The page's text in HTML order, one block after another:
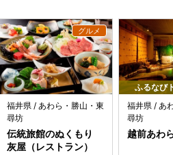
福井県 / あわら・勝山・東
尋坊
伝統旅館のぬくもり
灰屋（レストラン）
ふるなび
福井県 / あ
尋坊
越前あわ